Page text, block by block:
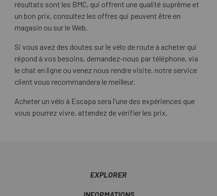
résultats sont les BMC, qui offrent une qualité suprême et
un bon prix, consultez les offres qui peuvent être en
magasin ou sur le Web.
Si vous avez des doutes sur le vélo de route à acheter qui
répond à vos besoins, demandez-nous par téléphone, via
le chat en ligne ou venez nous rendre visite, notre service
client vous recommandera le meilleur.
Acheter un vélo à Escapa sera l'une des expériences que
vous pourrez vivre, attendez de vérifier les prix.
EXPLORER